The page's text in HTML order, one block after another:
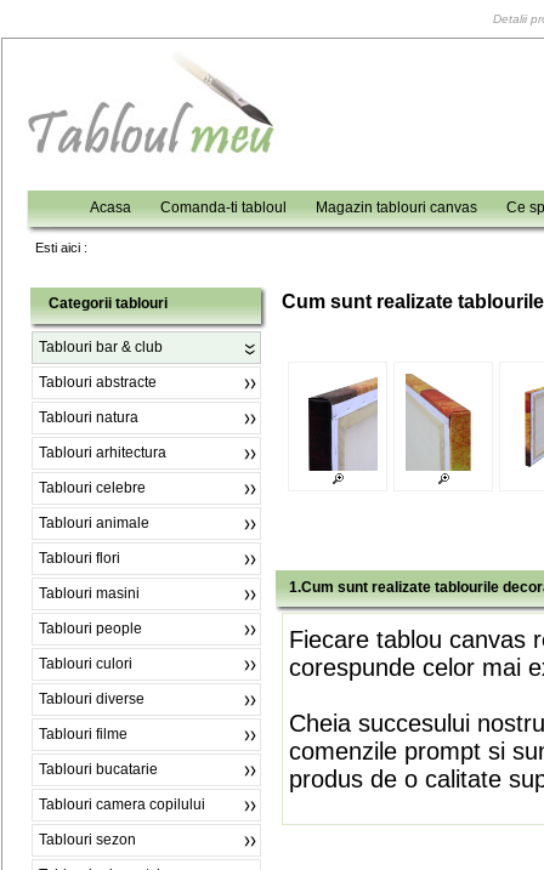
Detalii
Acasa Comanda-ti tabloul Magazin tablouri canvas Ce
Esti aici :
Categorii tablouri
Tablouri bar & club
Tablouri abstracte
Tablouri natura
Tablouri arhitectura
Tablouri celebre
Tablouri animale
Tablouri flori
Tablouri masini
Tablouri people
Tablouri culori
Tablouri diverse
Tablouri filme
Tablouri bucatarie
Tablouri camera copilului
Tablouri sezon
Cum sunt realizate
1.Cum sunt realizate tablourile
Fiecare tablou canvas
corespunde celor mai
Cheia succesului
comenzile prompt si
produs de o calitate